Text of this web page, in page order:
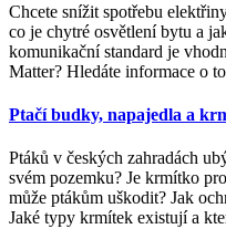
Chcete snížit spotřebu
co je chytré osvětlení bytu a
komunikační standard je
Matter? Hledáte informace o
Ptačí budky, napajedla a
Ptáků v českých zahradách
svém pozemku? Je krmítko
může ptákům uškodit? Jak
Jaké typy krmítek existují a